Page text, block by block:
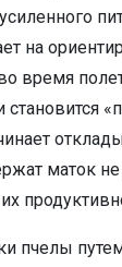
на
время
становится
маток
пчелы